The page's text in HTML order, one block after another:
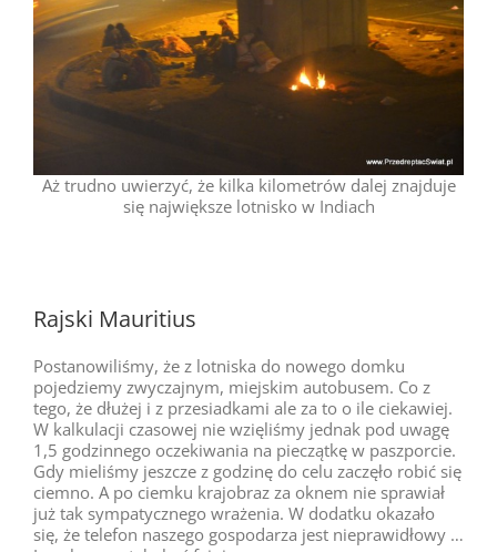
Aż trudno uwierzyć, że kilka kilometrów dalej znajduje
się największe lotnisko w Indiach
Rajski Mauritius
Postanowiliśmy, że z lotniska do nowego domku
pojedziemy zwyczajnym, miejskim autobusem. Co z
tego, że dłużej i z przesiadkami ale za to o ile ciekawiej.
W kalkulacji czasowej nie wzięliśmy jednak pod uwagę
1,5 godzinnego oczekiwania na pieczątkę w paszporcie.
Gdy mieliśmy jeszcze z godzinę do celu zaczęło robić się
ciemno. A po ciemku krajobraz za oknem nie sprawiał
już tak sympatycznego wrażenia. W dodatku okazało
się, że telefon naszego gospodarza jest nieprawidłowy …